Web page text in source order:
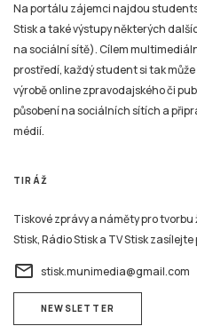
Na portálu zájemci najdou
Stisk a také výstupy některých
na sociální sítě). Cílem
prostředí, každý student si tak
výrobě online zpravodajského či
působení na sociálních sítích a
médií.
TIRÁŽ
Tiskové zprávy a náměty pro
Stisk, Rádio Stisk a TV Stisk
email stisk.munimedia@gmail.com
NEWSLETTER